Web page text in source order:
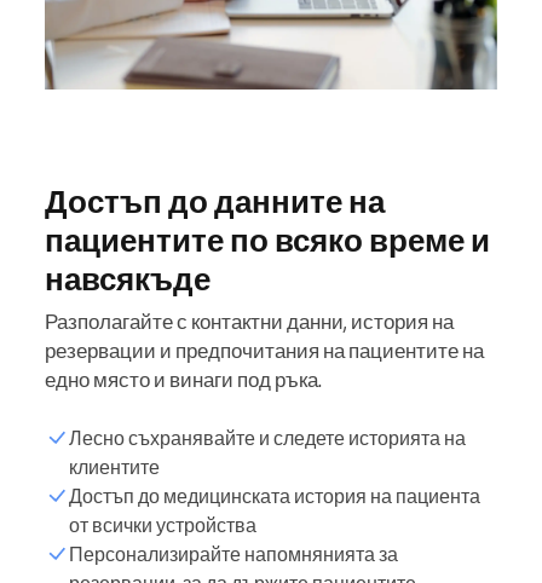
Достъп до данните на
пациентите по всяко време и
навсякъде
Разполагайте с контактни данни, история на
резервации и предпочитания на пациентите на
едно място и винаги под ръка.
Лесно съхранявайте и следете историята на
клиентите
Достъп до медицинската история на пациента
от всички устройства
Персонализирайте напомнянията за